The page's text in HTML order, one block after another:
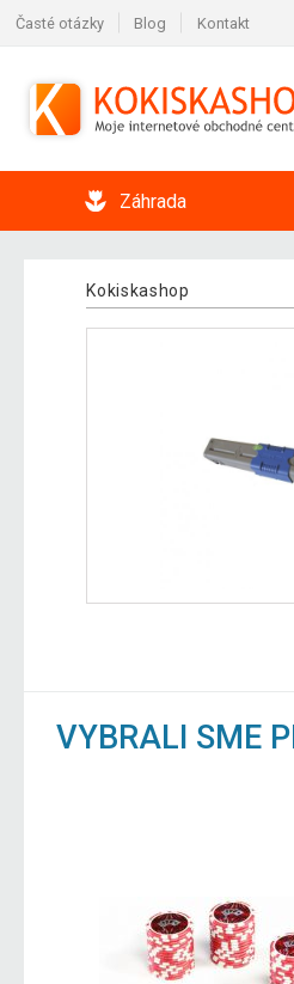
Časté otázky Blog Kontakt
Záhrada
Kokiskashop
VYBRALI SME